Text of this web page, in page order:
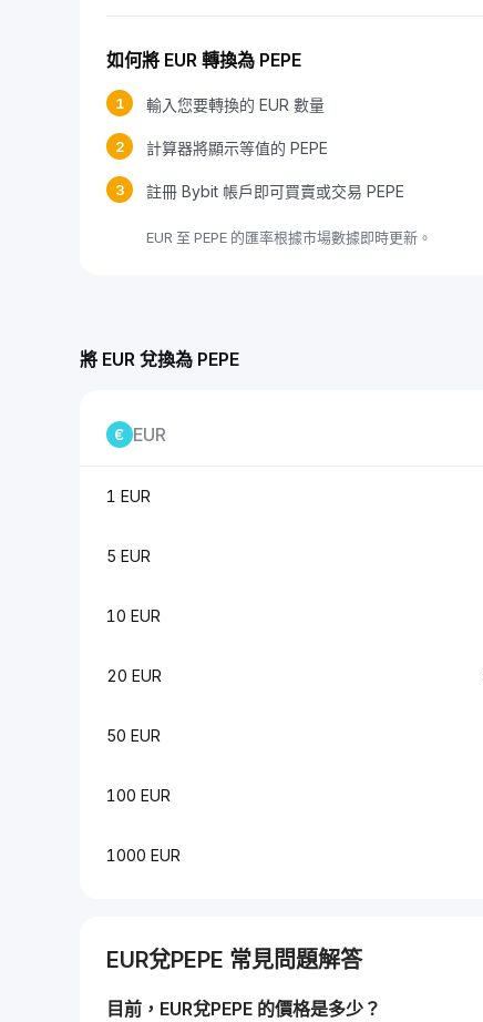
如何將 EUR 轉換為 PEPE
1 輸入您要轉換的 EUR 數量
2 計算器將顯示等值的 PEPE
3 註冊 Bybit 帳戶即可買賣或交易 PEPE
EUR 至 PEPE 的匯率根據市場數據即時更新。
將 EUR 兌換為 PEPE
EUR
1 EUR
5 EUR
10 EUR
20 EUR
50 EUR
100 EUR
1000 EUR
EUR兌PEPE 常見問題解答
目前， EUR兌PEPE 的價格是多少？